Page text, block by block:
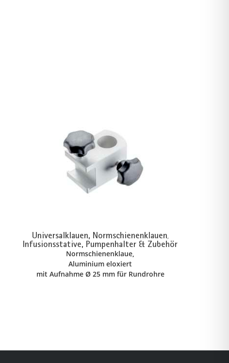
Universalklauen, Normschienenklauen,
Infusionsstative, Pumpenhalter & Zubehör
Normschienenklaue,
Aluminium eloxiert
mit Aufnahme Ø 25 mm für Rundrohre